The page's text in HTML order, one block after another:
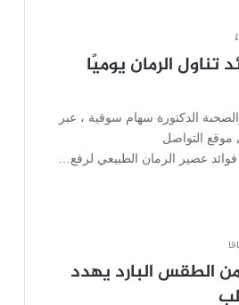
الرمان يوميًا
الدكتورة سهام سوقية ، عبر
التواصل
عصير الرمان الطبيعي لرفع…
الطقس البارد يهدد